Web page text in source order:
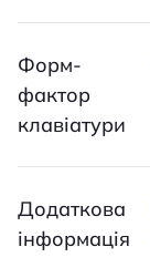
Форм-
фактор
клавіатури
Додаткова
інформація